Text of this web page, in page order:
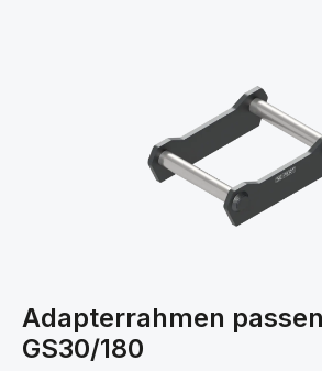
Adapterrahmen
GS30/180